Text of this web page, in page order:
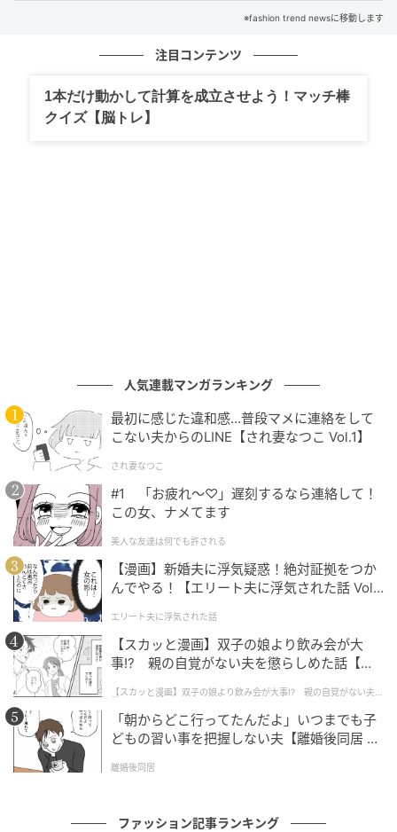
【LEPSIM】「サラキレタック長袖シャツ」
¥4,990（税込）
清潔感があって好印象が狙えるブルーのシャツ。デイ
リーカジュアルに取り入れるなら、スウェットとの重
ね着がおすすめ。すっきりとしたショート丈のスウェ
ットトップスなら、メリハリのあるコーデに仕上がる
はず。ボトムスはIラインスカートで引き算して、バラ
ンス良く仕上げるのがベター。アクセントとしてデニ
ムシャツを肩掛けにすると、顔まわりが一気に華やぎ
そう。
※すべての商品情報・画像はand ST出典です。
※記事内の情報は執筆時のものになります。価格変更
や、販売終了の可能性もございます。最新の商品情報
は各お店・ブランドなどにご確認くださいませ。
writer：Emika.M
元記事で読む
※fashion trend newsに移動します
注目コンテンツ
1本だけ動かして計算を成立させよう！マッチ棒
クイズ【脳トレ】
人気連載マンガランキング
最初に感じた違和感…普段マメに連絡をして
こない夫からのLINE【され妻なつこ Vol.1】
され妻なつこ
#1 「お疲れ〜♡」遅刻するなら連絡して！
この女、ナメてます
美人な友達は何でも許される
【漫画】新婚夫に浮気疑惑！絶対証拠をつか
んでやる！【エリート夫に浮気された話 Vol.
エリート夫に浮気された話
【スカッと漫画】双子の娘より飲み会が大
事!? 親の自覚がない夫を懲らしめた話【第1
【スカッと漫画】双子の娘より飲み会が大事!? 親の自覚がない夫を
懲らしめた話
「朝からどこ行ってたんだよ」いつまでも子
どもの習い事を把握しない夫【離婚後同居 Vo
離婚後同居
ファッション記事ランキング